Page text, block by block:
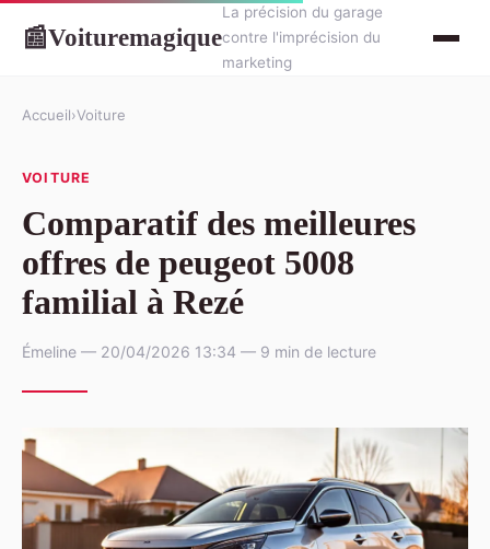
📰Voituremagique
La précision du garage
contre l'imprécision du
marketing
Accueil›Voiture
VOITURE
Comparatif des meilleures
offres de peugeot 5008
familial à Rezé
Émeline — 20/04/2026 13:34 — 9 min de lecture